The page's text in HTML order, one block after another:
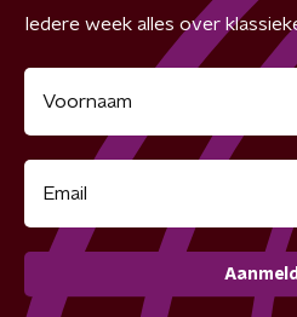
Iedere week alles over